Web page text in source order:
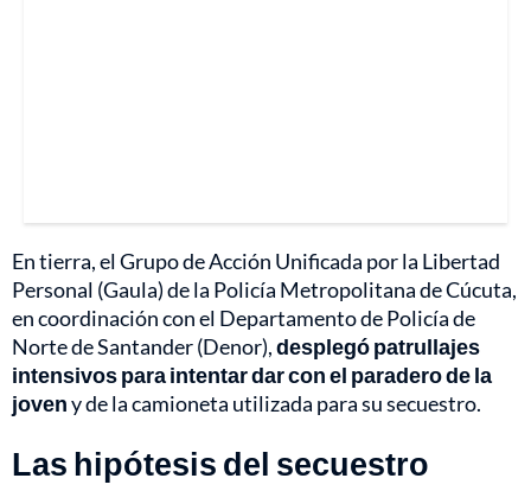
En tierra, el Grupo de Acción Unificada por la Libertad
Personal (Gaula) de la Policía Metropolitana de Cúcuta,
en coordinación con el Departamento de Policía de
Norte de Santander (Denor),desplegó patrullajes
intensivos para intentar dar con el paradero de la
joveny de la camioneta utilizada para su secuestro.
Las hipótesis del secuestro